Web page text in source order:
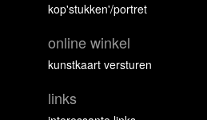
kop'stukken'/portret
online winkel
kunstkaart versturen
links